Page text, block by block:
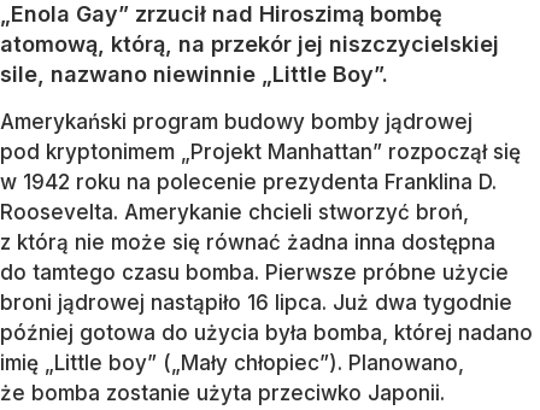
„Enola Gay” zrzucił nad Hiroszimą bombę
atomową, którą, na przekór jej niszczycielskiej
sile, nazwano niewinnie „Little Boy”.
Amerykański program budowy bomby jądrowej
pod kryptonimem „Projekt Manhattan” rozpoczął się
w 1942 roku na polecenie prezydenta Franklina D.
Roosevelta. Amerykanie chcieli stworzyć broń,
z którą nie może się równać żadna inna dostępna
do tamtego czasu bomba. Pierwsze próbne użycie
broni jądrowej nastąpiło 16 lipca. Już dwa tygodnie
później gotowa do użycia była bomba, której nadano
imię „Little boy” („Mały chłopiec”). Planowano,
że bomba zostanie użyta przeciwko Japonii.